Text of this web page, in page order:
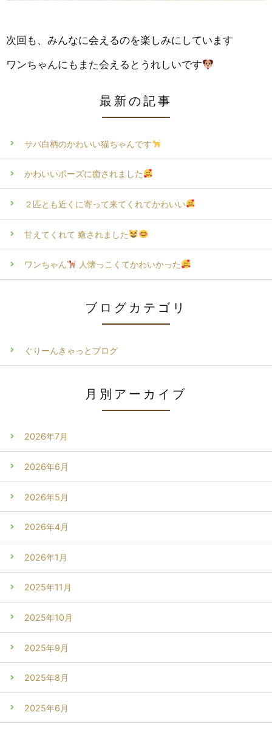
次回も、みんなに会えるのを楽しみにしています
ワンちゃんにもまた会えるとうれしいです
最新の記事
サバ白柄のかわいい猫ちゃんです
かわいいポーズに癒されました
２匹とも近くに寄って来てくれてかわいい
甘えてくれて 癒されました
ワンちゃん 人懐っこくてかわいかった
ブログカテゴリ
ぐりーんきゃっとブログ
月別アーカイブ
2026年7月
2026年6月
2026年5月
2026年4月
2026年1月
2025年11月
2025年10月
2025年9月
2025年8月
2025年6月